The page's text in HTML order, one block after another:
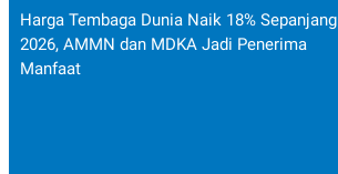
Harga Tembaga Dunia Naik 18% Sepanjang
2026, AMMN dan MDKA Jadi Penerima
Manfaat